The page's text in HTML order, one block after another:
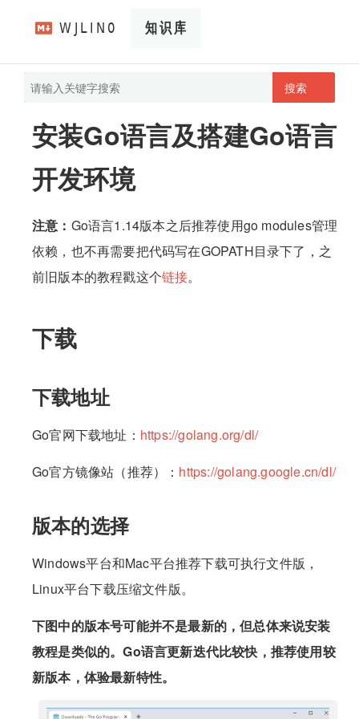
搜索
安装Go语言及搭建Go语言
开发环境
注意： Go语言1.14版本之后推荐使用go modules管理
依赖，也不再需要把代码写在GOPATH目录下了，之
前旧版本的教程戳这个链接。
下载
下载地址
Go官网下载地址： https://golang.org/dl/
Go官方镜像站（推荐）： https://golang.google.cn/dl/
版本的选择
Windows平台和Mac平台推荐下载可执行文件版，
Linux平台下载压缩文件版。
下图中的版本号可能并不是最新的，但总体来说安装
教程是类似的。Go语言更新迭代比较快，推荐使用较
新版本，体验最新特性。